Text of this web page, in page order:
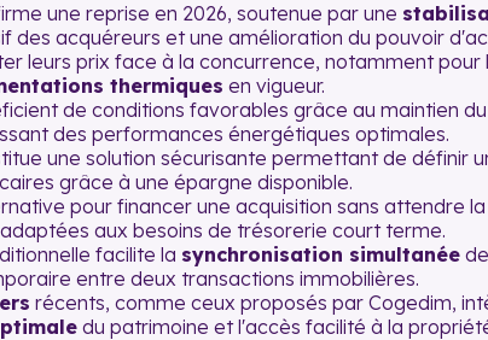
une reprise en 2026, soutenue par une
des acquéreurs et une amélioration du pouvoir
leurs prix face à la concurrence, notamment pour
thermiques en vigueur.
de conditions favorables grâce au maintien du
des performances énergétiques optimales.
une solution sécurisante permettant de définir
grâce à une épargne disponible.
pour financer une acquisition sans attendre
adaptées aux besoins de trésorerie court terme.
facilite la synchronisation simultanée
entre deux transactions immobilières.
récents, comme ceux proposés par Cogedim,
du patrimoine et l'accès facilité à la